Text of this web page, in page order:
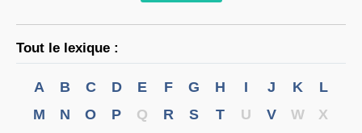
Tout le lexique :
A B C D E F G H I J K
L
M
N O P Q R S T U V W
X